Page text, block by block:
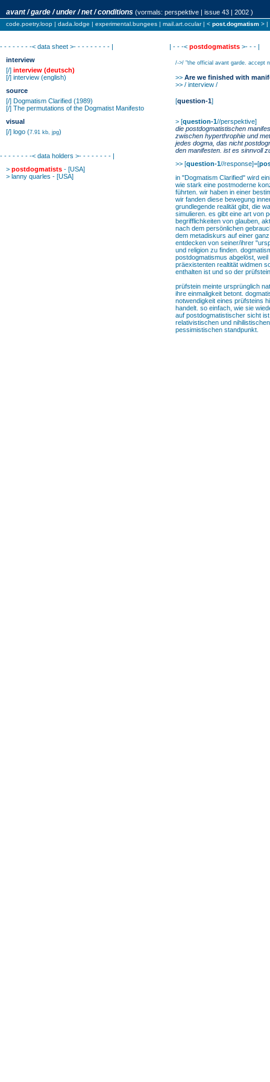
avant / garde / under / net / conditions (vormals: perspektive | issue 43 | 2002 )
code.poetry.loop | dada.lodge | experimental.bungees | mail.art.ocular| < post.dogmatism > |
- - - - - - - -< data sheet >- - - - - - - - - |
interview
[/] interview (deutsch)
[/] interview (english)
source
[/] Dogmatism Clarified (1989)
[/] The permutations of the Dogmatist Manifesto
visual
[/] logo (7.91 kb, jpg)
- - - - - - - -< data holders >- - - - - - - - |
> postdogmatists - [USA]
> lanny quarles - [USA]
| - - -< postdogmatists >- - - |
/->/ "the official avant garde. accept
>> Are we finished with
>> / interview /
[question-1]
> [question-1//perspektive]
die postdogmatistischen
zwischen hyperthrophie und
jedes dogma, das nicht
den manifesten. ist es sinnvoll
>> [question-1//response]=[
in "Dogmatism Clarified" wird
wie stark eine postmoderne
führten. wir haben in einer
wir fanden diese bewegung
grundlegende realität gibt, die
simulieren. es gibt eine art von
begrifflichkeiten von glauben,
nach dem persönlichen
dem metadiskurs auf einer
entdecken von seiner/ihrer
und religion zu finden.
postdogmatismus abgelöst,
präexistenten realtität widmen
enthalten ist und so der
prüfstein meinte ursprünglich
ihre einmaligkeit betont.
notwendigkeit eines prüfsteins
handelt. so einfach, wie sie
auf postdogmatistischer sicht
relativistischen und
pessimistischen standpunkt.